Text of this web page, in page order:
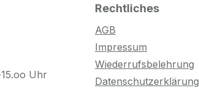
Uhr
Rechtliches
AGB
Impressum
Wiederrufsbelehrung
Datenschutzerklärung